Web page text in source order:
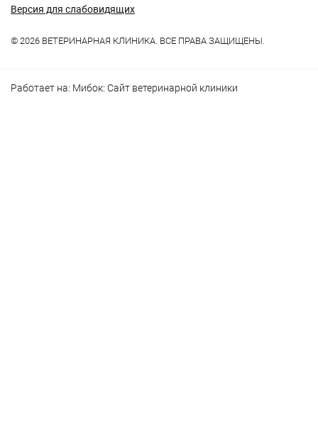
Версия для слабовидящих
© 2026 ВЕТЕРИНАРНАЯ КЛИНИКА. ВСЕ ПРАВА ЗАЩИЩЕНЫ.
Работает на: Мибок: Сайт ветеринарной клиники